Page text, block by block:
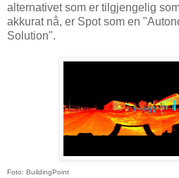
alternativet som er tilgjengelig
akkurat nå, er Spot som en
Solution".
Foto: BuildingPoint